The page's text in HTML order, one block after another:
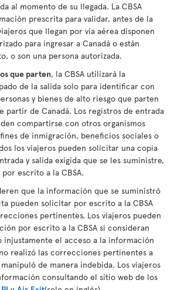
al momento de su llegada. La CBSA
prescrita para validar, antes de la
que llegan por vía aérea disponen
para ingresar a Canadá o están
o son una persona autorizada.
que parten, la CBSA utilizará la
de la salida solo para identificar con
y bienes de alto riesgo que parten
partir de Canadá. Los registros de entrada
compartirse con otros organismos
de inmigración, beneficios sociales o
los viajeros pueden solicitar una copia
y salida exigida que se les suministre,
escrito a la CBSA.
que la información que se suministró
pueden solicitar por escrito a la CBSA
pertinentes. Los viajeros pueden
por escrito a la CBSA si consideran
injustamente el acceso a la información
realizó las correcciones pertinentes a
de manera indebida. Los viajeros
consultando el sitio web de los